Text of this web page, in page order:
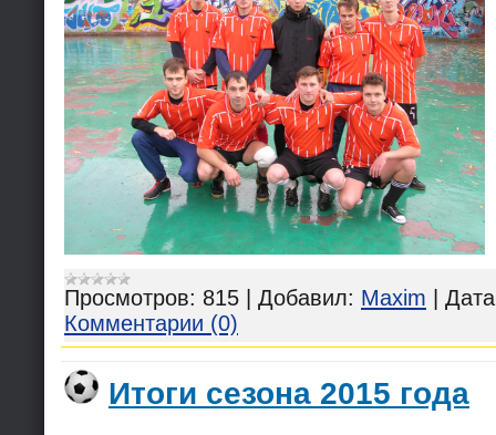
Просмотров: 815 Добавил: Maxim
Комментарии (0)
Итоги сезона 2015 года